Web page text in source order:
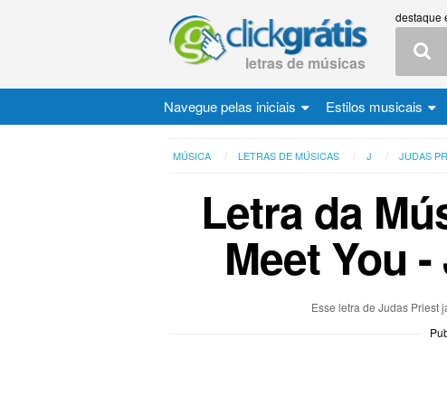
letras de músicas
destaque
Navegue pelas iniciais Estilos musicais
MÚSICA LETRAS DE MÚSICAS J JUDAS
Letra da
Meet You
Esse letra de Judas Priest